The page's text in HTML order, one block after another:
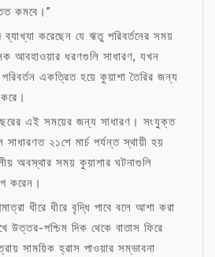
কমবে।”
করেছেন যে ঋতু পরিবর্তনের সময়
আবহাওয়ার ধরণগুলি সাধারণ, যখন
পরিবর্তন একত্রিত হয়ে কুয়াশা তৈরির জন্য
এই সময়ের জন্য সাধারণ। সংযুক্ত
২১শে মার্চ পর্যন্ত স্থায়ী হয়
অবস্থার সময় কুয়াশার ঘটনাগুলি
করেন।
ধীরে ধীরে বৃদ্ধি পাবে বলে আশা করা
উত্তর-পশ্চিম দিক থেকে বাতাস ফিরে
সাময়িক হ্রাস পাওয়ার সম্ভাবনা